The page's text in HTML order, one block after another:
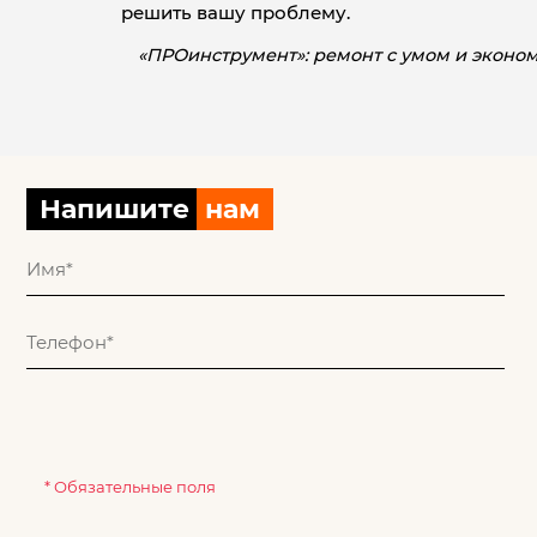
решить вашу проблему.
«ПРОинструмент»: ремонт с умом и
Напишите нам
* Обязательные поля